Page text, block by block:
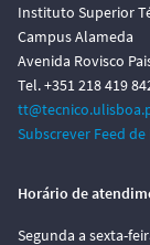
Instituto Superior
Campus Alameda
Avenida Rovisco
Tel. +351 218 419
Subscrever Feed
Horário de
Segunda a sexta-